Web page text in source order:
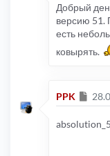
Добрый
версию 51.
есть
ковырять.
PPK